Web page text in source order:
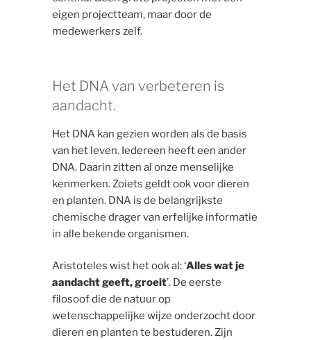
eigen projectteam, maar door de
medewerkers zelf.
Het DNA van verbeteren is
aandacht.
Het DNA kan gezien worden als de basis
van het leven. Iedereen heeft een ander
DNA. Daarin zitten al onze menselijke
kenmerken. Zoiets geldt ook voor dieren
en planten. DNA is de belangrijkste
chemische drager van erfelijke informatie
in alle bekende organismen.
Aristoteles wist het ook al: ‘Alles wat je
aandacht geeft, groeit’. De eerste
filosoof die de natuur op
wetenschappelijke wijze onderzocht door
dieren en planten te bestuderen. Zijn